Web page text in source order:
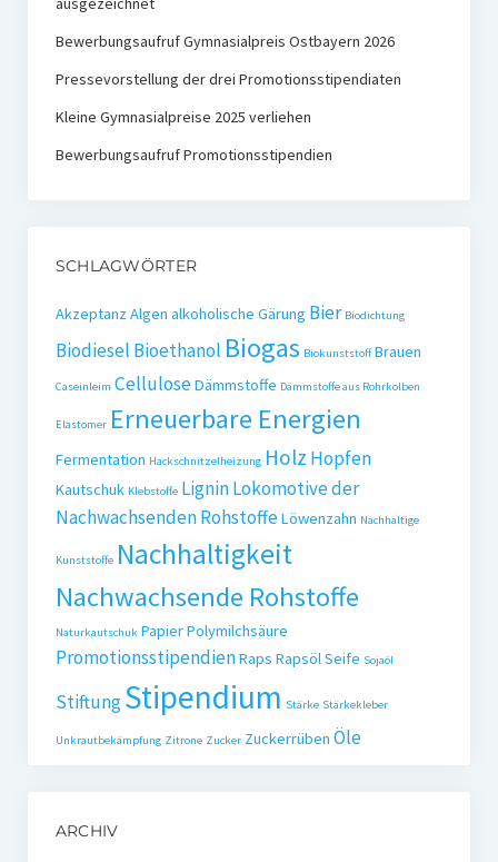
Bewerbungsaufruf Gymnasialpreis Ostbayern 2026
Pressevorstellung der drei Promotionsstipendiaten
Kleine Gymnasialpreise 2025 verliehen
Bewerbungsaufruf Promotionsstipendien
SCHLAGWÖRTER
Akzeptanz Algen alkoholische Gärung Bier Biodichtung
Biodiesel Bioethanol Biogas Biokunststoff Brauen
Caseinleim CelluloseDämmstoffe Dämmstoffe aus Rohrkolben
Elastomer Erneuerbare Energien
Fermentation Hackschnitzelheizung Holz Hopfen
Kautschuk Klebstoffe LigninLokomotive der
Nachwachsenden RohstoffeLöwenzahn Nachhaltige
Kunststoffe Nachhaltigkeit
Nachwachsende Rohstoffe
Naturkautschuk PapierPolymilchsäure
PromotionsstipendienRaps RapsölSeife Sojaöl
StiftungStipendium Stärke Stärkekleber
Unkrautbekämpfung Zitrone Zucker Zuckerrüben Öle
ARCHIV